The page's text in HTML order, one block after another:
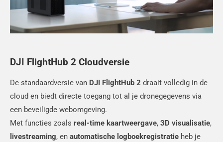
DJI FlightHub 2 Cloudversie
De standaardversie van DJI FlightHub 2 draait volledig in de
cloud en biedt directe toegang tot al je dronegegevens via
een beveiligde webomgeving.
Met functies zoals real-time kaartweergave, 3D visualisatie,
livestreaming, en automatische logboekregistratie heb je